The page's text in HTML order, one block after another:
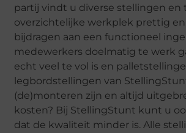
partij vindt u diverse stellingen en
overzichtelijke werkplek prettig
bijdragen aan een functioneel
medewerkers doelmatig te werk
echt veel te vol is en
legbordstellingen van
(de)monteren zijn en altijd
kosten? Bij StellingStunt kunt u
dat de kwaliteit minder is. Alle